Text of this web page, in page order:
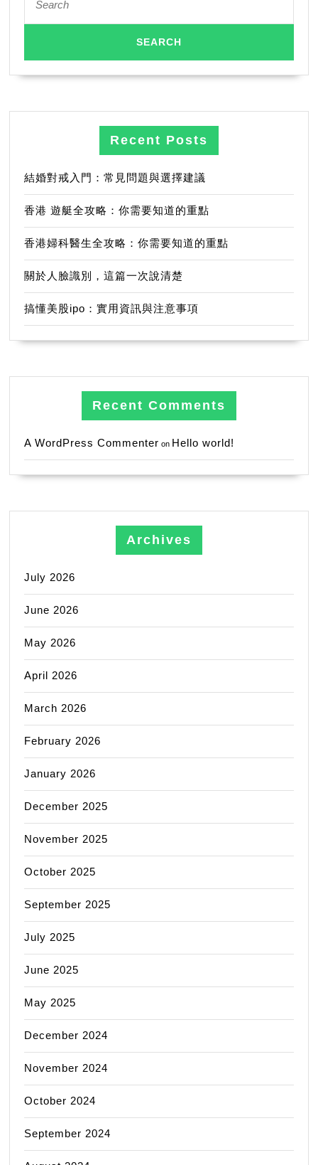
for:
Recent Posts
結婚對戒入門：常見問題與選擇建議
香港 遊艇全攻略：你需要知道的重點
香港婦科醫生全攻略：你需要知道的重點
關於人臉識別，這篇一次說清楚
搞懂美股ipo：實用資訊與注意事項
Recent Comments
A WordPress Commenter on Hello world!
Archives
July 2026
June 2026
May 2026
April 2026
March 2026
February 2026
January 2026
December 2025
November 2025
October 2025
September 2025
July 2025
June 2025
May 2025
December 2024
November 2024
October 2024
September 2024